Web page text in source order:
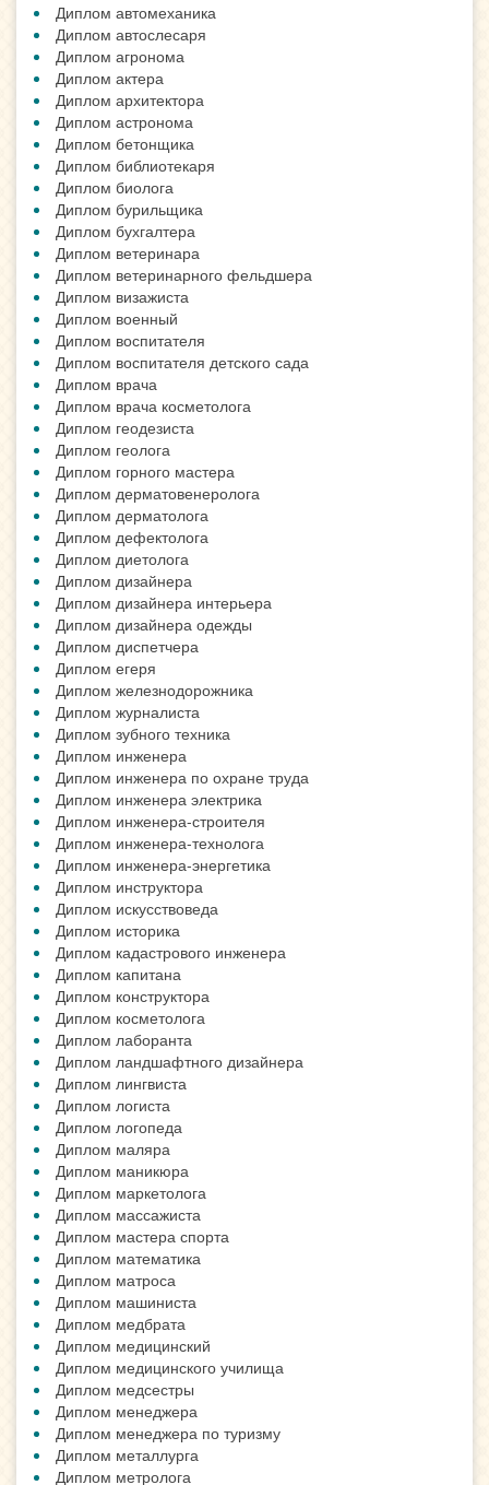
Диплом автомеханика
Диплом автослесаря
Диплом агронома
Диплом актера
Диплом архитектора
Диплом астронома
Диплом бетонщика
Диплом библиотекаря
Диплом биолога
Диплом бурильщика
Диплом бухгалтера
Диплом ветеринара
Диплом ветеринарного фельдшера
Диплом визажиста
Диплом военный
Диплом воспитателя
Диплом воспитателя детского сада
Диплом врача
Диплом врача косметолога
Диплом геодезиста
Диплом геолога
Диплом горного мастера
Диплом дерматовенеролога
Диплом дерматолога
Диплом дефектолога
Диплом диетолога
Диплом дизайнера
Диплом дизайнера интерьера
Диплом дизайнера одежды
Диплом диспетчера
Диплом егеря
Диплом железнодорожника
Диплом журналиста
Диплом зубного техника
Диплом инженера
Диплом инженера по охране труда
Диплом инженера электрика
Диплом инженера-строителя
Диплом инженера-технолога
Диплом инженера-энергетика
Диплом инструктора
Диплом искусствоведа
Диплом историка
Диплом кадастрового инженера
Диплом капитана
Диплом конструктора
Диплом косметолога
Диплом лаборанта
Диплом ландшафтного дизайнера
Диплом лингвиста
Диплом логиста
Диплом логопеда
Диплом маляра
Диплом маникюра
Диплом маркетолога
Диплом массажиста
Диплом мастера спорта
Диплом математика
Диплом матроса
Диплом машиниста
Диплом медбрата
Диплом медицинский
Диплом медицинского училища
Диплом медсестры
Диплом менеджера
Диплом менеджера по туризму
Диплом металлурга
Диплом метролога